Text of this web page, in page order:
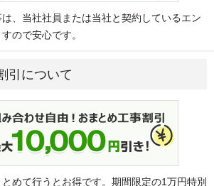
、当社社員または当社と契約しているエン
ので安心です。
引について
めて行うとお得です。期間限定の1万円特別